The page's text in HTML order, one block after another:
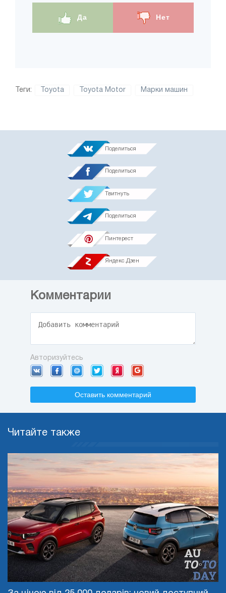
Да Нет
Теги: Toyota Toyota Motor Марки машин
Поделиться
Поделиться
Твитнуть
Поделиться
Пинтерест
Яндекс.Дзен
Комментарии
Авторизуйтесь
Оставить комментарий
Читайте также